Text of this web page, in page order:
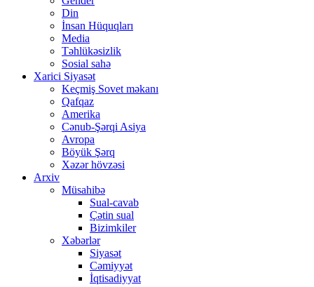
Din
İnsan Hüquqları
Media
Təhlükəsizlik
Sosial sahə
Xarici Siyasət
Keçmiş Sovet məkanı
Qafqaz
Amerika
Cənub-Şərqi Asiya
Avropa
Böyük Şərq
Xəzər hövzəsi
Arxiv
Müsahibə
Sual-cavab
Çətin sual
Bizimkiler
Xəbərlər
Siyasət
Cəmiyyət
İqtisadiyyat